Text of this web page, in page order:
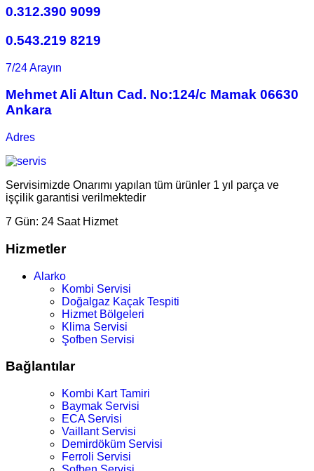
0.312.390 9099
0.543.219 8219
7/24 Arayın
Mehmet Ali Altun Cad. No:124/c Mamak 06630
Ankara
Adres
Servisimizde Onarımı yapılan tüm ürünler 1 yıl parça ve
işçilik garantisi verilmektedir
7 Gün: 24 Saat Hizmet
Hizmetler
Alarko
Kombi Servisi
Doğalgaz Kaçak Tespiti
Hizmet Bölgeleri
Klima Servisi
Şofben Servisi
Bağlantılar
Kombi Kart Tamiri
Baymak Servisi
ECA Servisi
Vaillant Servisi
Demirdöküm Servisi
Ferroli Servisi